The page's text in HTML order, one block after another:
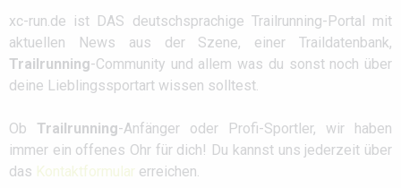
xc-run.de ist DAS deutschsprachige Trailrunning-Portal mit
aktuellen News aus der Szene, einer Traildatenbank,
Trailrunning-Community und allem was du sonst noch über
deine Lieblingssportart wissen solltest.
Ob Trailrunning-Anfänger oder Profi-Sportler, wir haben
immer ein offenes Ohr für dich! Du kannst uns jederzeit über
das Kontaktformular erreichen.